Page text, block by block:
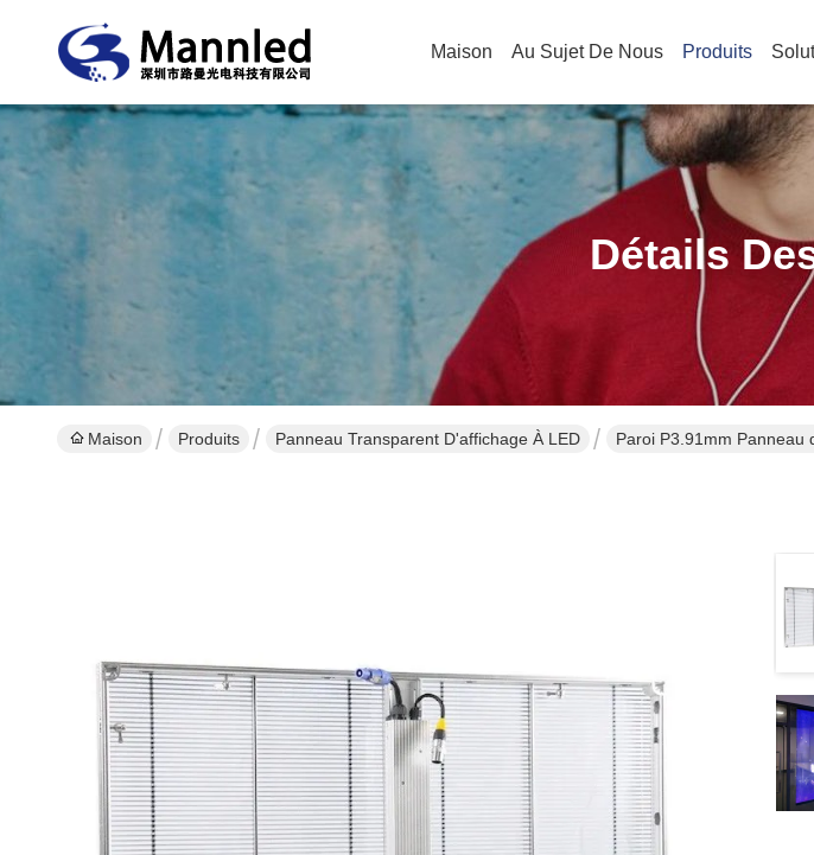
Maison Au Sujet De Nous Produits
Détails
Maison Produits Panneau Transparent D'affichage À LED Paroi P3.91mm Panneau